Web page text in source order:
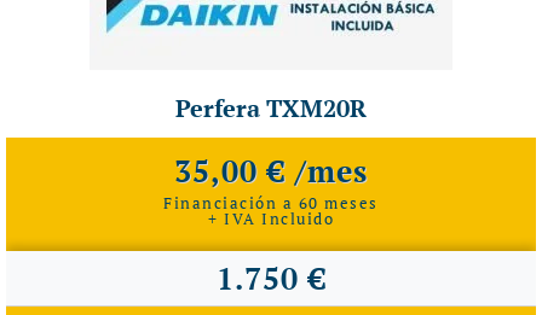
Perfera TXM20R
35,00 € /mes
Financiación a 60 meses
+ IVA Incluido
1.750 €